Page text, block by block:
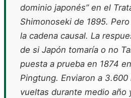
dominio japonés” en el
Shimonoseki de 1895.
la cadena causal. La
de si Japón tomaría o no
puesta a prueba en 1874
Pingtung. Enviaron a
vueltas durante medio año